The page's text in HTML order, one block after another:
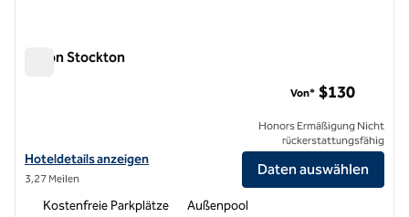
Hilton Stockton
Hoteldetails für Hilton Stockton anzeigen
Hoteldetails anzeigen
3,27 Meilen
Von* $130
Honors Ermäßigung Nicht
rückerstattungsfähig
Daten auswählen
Kostenfreie Parkplätze Außenpool